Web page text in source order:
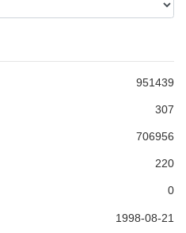
951439
307
706956
220
0
1998-08-21